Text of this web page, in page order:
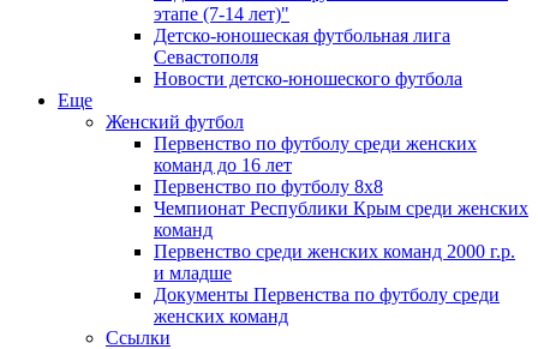
этапе (7-14 лет)"
Детско-юношеская футбольная лига
Севастополя
Новости детско-юношеского футбола
Еще
Женский футбол
Первенство по футболу среди женских
команд до 16 лет
Первенство по футболу 8х8
Чемпионат Республики Крым среди женских
команд
Первенство среди женских команд 2000 г.р.
и младше
Документы Первенства по футболу среди
женских команд
Ссылки